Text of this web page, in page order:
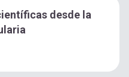
desde la